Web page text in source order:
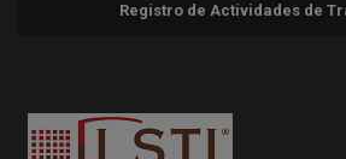
Registro de Actividades de